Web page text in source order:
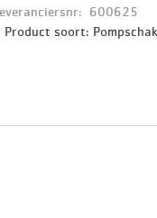
600625
Product soort: